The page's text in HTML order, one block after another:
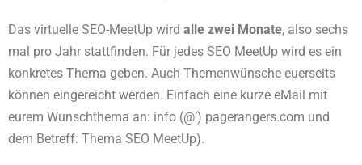
Das virtuelle SEO-MeetUp wird alle zwei Monate, also sechs
mal pro Jahr stattfinden. Für jedes SEO MeetUp wird es ein
konkretes Thema geben. Auch Themenwünsche euerseits
können eingereicht werden. Einfach eine kurze eMail mit
eurem Wunschthema an: info (@’) pagerangers.com und
dem Betreff: Thema SEO MeetUp).